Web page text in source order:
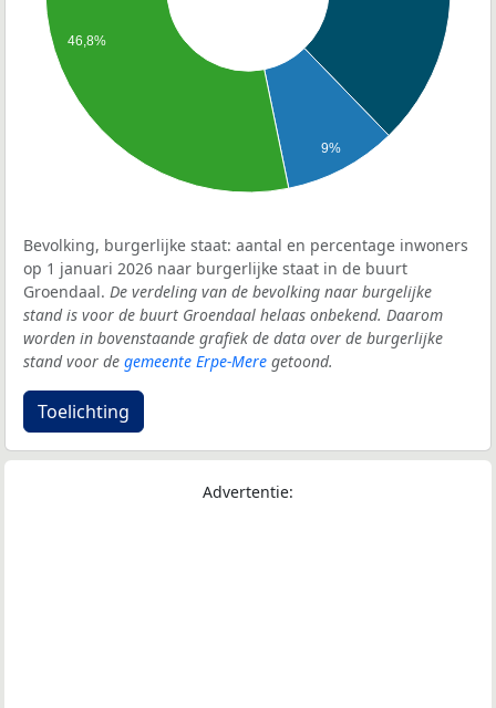
9%
46,8%
Bevolking, burgerlijke staat: aantal en percentage inwoners
op 1 januari 2026 naar burgerlijke staat in de buurt
Groendaal. De verdeling van de bevolking naar burgelijke
stand is voor de buurt Groendaal helaas onbekend. Daarom
worden in bovenstaande grafiek de data over de burgerlijke
stand voor de gemeente Erpe-Mere getoond.
Toelichting
Advertentie: